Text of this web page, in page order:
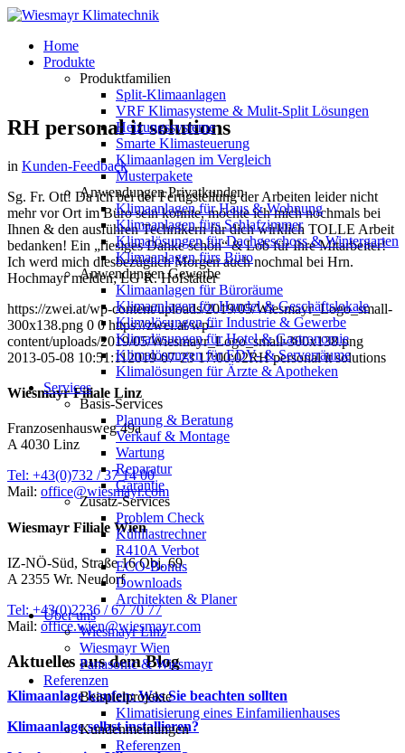
Home
Produkte
Produktfamilien
Split-Klimaanlagen
VRF Klimasysteme & Mulit-Split Lösungen
Heizungssysteme
Smarte Klimasteuerung
Klimaanlagen im Vergleich
Musterpakete
Anwendungen Privatkunden
Klimaanlagen für Haus & Wohnung
Klimaanlagen fürs Schlafzimmer
Klimalösungen für Dachgeschoss & Wintergarten
Klimaanlagen fürs Büro
Anwendungen Gewerbe
Klimaanlagen für Büroräume
Klimaanlagen für Handel & Geschäftslokale
Klimalösungen für Industrie & Gewerbe
Klimalösungen für Hotel & Gastronomie
Klimalösungen für EDV- & Serverräume
Klimalösungen für Ärzte & Apotheken
Services
Basis-Services
Planung & Beratung
Verkauf & Montage
Wartung
Reparatur
Garantie
Zusatz-Services
Problem Check
Kühllastrechner
R410A Verbot
ECO-Bonus
Downloads
Architekten & Planer
Über uns
Wiesmayr Linz
Wiesmayr Wien
Panasonic & Wiesmayr
Referenzen
Beispielprojekte
Klimatisierung eines Einfamilienhauses
Kundenmeinungen
Referenzen
RH personal it solutions
in Kunden-Feedback
Sg. Fr. Ott! Da ich bei der Fertigstellung der Arbeiten leider nicht
mehr vor Ort im Büro sein konnte, möchte ich mich nochmals bei
Ihnen & den ausführen Technikern für dich wirklich TOLLE Arbeit
bedanken! Ein „riesiges Danke schön“ & Lob für Ihre Mitarbeiter!
Ich werd mich diesbezüglich Morgen auch nochmal bei Hrn.
Hochmayr melden; LG R. Hofstätter
https://zwei.at/wp-content/uploads/2019/05/Wiesmayr_Logo_small-
300x138.png 0 0 https://zwei.at/wp-
content/uploads/2019/05/Wiesmayr_Logo_small-300x138.png
2013-05-08 10:51:112019-07-23 17:00:02RH personal it solutions
Wiesmayr Filiale Linz
Franzosenhausweg 49a
A 4030 Linz
Tel: +43(0)732 / 37 14 00
Mail: office@wiesmayr.com
Wiesmayr Filiale Wien
IZ-NÖ-Süd, Straße 16 Obj. 69
A 2355 Wr. Neudorf
Tel: +43(0)2236 / 67 70 77
Mail: office.wien@wiesmayr.com
Aktuelles aus dem Blog
Klimaanlage kaufen: Was Sie beachten sollten
Klimaanlage selbst installieren?